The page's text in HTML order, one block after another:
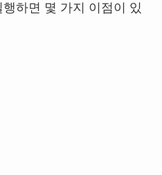
하면 몇 가지 이점이 있